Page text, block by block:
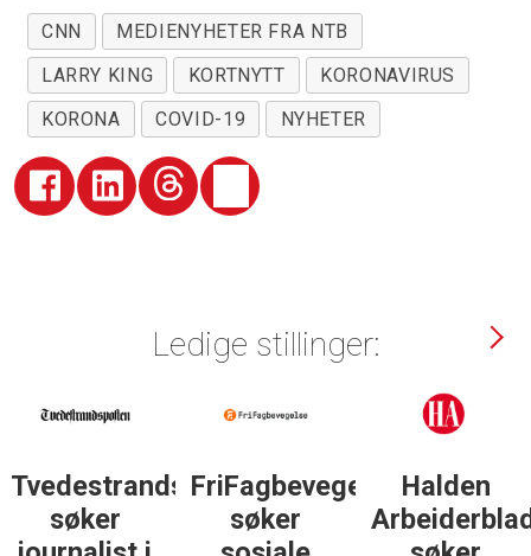
CNN
MEDIENYHETER FRA NTB
LARRY KING
KORTNYTT
KORONAVIRUS
KORONA
COVID-19 NYHETER
Ledige stillinger:
Tvedestrandsposten
søker
FriFagbevegelse
søker
Halden